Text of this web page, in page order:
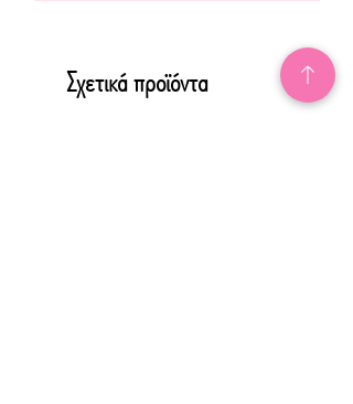
Σχετικά προϊόντα